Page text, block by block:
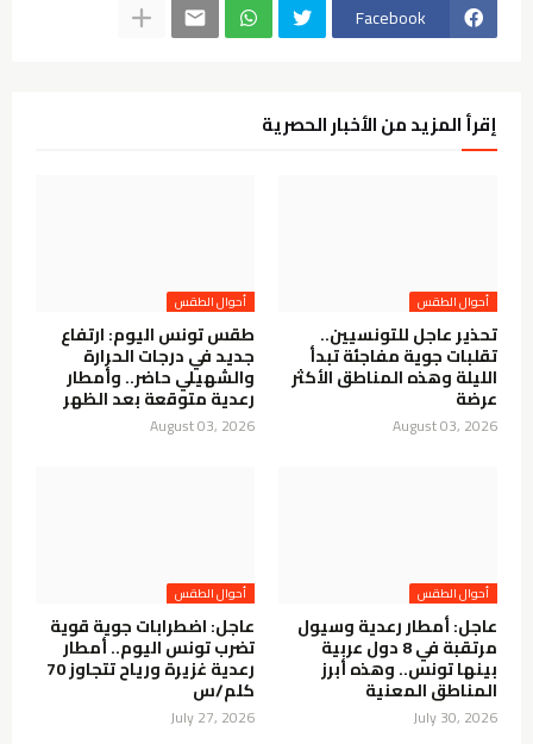
Facebook
إقرأ المزيد من الأخبار الحصرية
أحوال الطقس
تحذير عاجل للتونسيين..
تقلبات جوية مفاجئة تبدأ
الليلة وهذه المناطق الأكثر
عرضة
August 03, 2026
أحوال الطقس
طقس تونس اليوم: ارتفاع
جديد في درجات الحرارة
والشهيلي حاضر.. وأمطار
رعدية متوقعة بعد الظهر
August 03, 2026
أحوال الطقس
عاجل: أمطار رعدية وسيول
مرتقبة في 8 دول عربية
بينها تونس.. وهذه أبرز
المناطق المعنية
July 30, 2026
أحوال الطقس
عاجل: اضطرابات جوية قوية
تضرب تونس اليوم.. أمطار
رعدية غزيرة ورياح تتجاوز 70
كلم/س
July 27, 2026